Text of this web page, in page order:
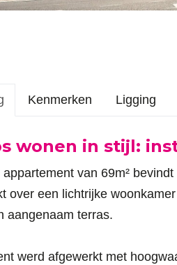
Kenmerken Ligging
wonen in stijl:
van 69m²
over een lichtrijke
aangenaam terras.
werd afgewerkt met